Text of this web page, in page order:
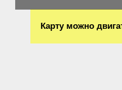
Карту можно